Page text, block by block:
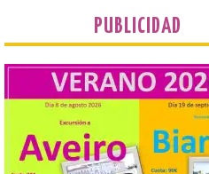
Morán nos envía desde la
Camarzius fest:
macroevento, un
cultural
que apuesta por el
6 Ago 2026
PUBLICIDAD